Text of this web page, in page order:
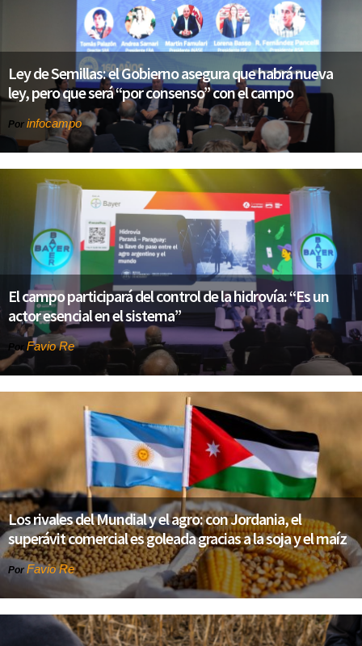
Ley de Semillas: el Gobierno asegura que habrá nueva
ley, pero que será “por consenso” con el campo
Por infocampo
El campo participará del control de la hidrovía: “Es un
actor esencial en el sistema”
Por Favio Re
Los rivales del Mundial y el agro: con Jordania, el
superávit comercial es goleada gracias a la soja y el maíz
Por Favio Re